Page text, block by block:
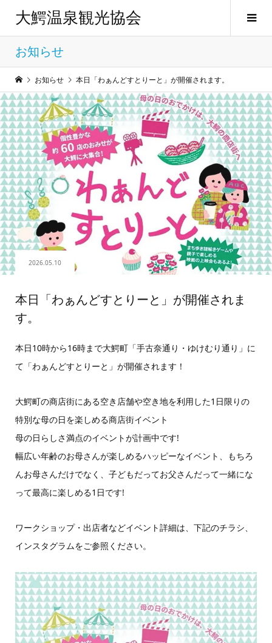
大鰐温泉観光協会
お知らせ
お知らせ 本日「わぁんどすとりーと」が開催されます。
2026.05.10
本日「わぁんどすとりーと」が開催されま
す。
本日10時から16時まで大鰐町「手古奈通り・ゆけむり通り」に
て「わぁんどすとりーと」が開催されます！
大鰐町の商店街にある空き店舗や空き地を利用した1日限りの
特別な母の日を楽しめる商店街イベント
母の日らしさ満点のイベントが計画中です!
幅広い年齢のお母さんが楽しめるハッピーなイベント、もちろ
んお母さんだけでなく、子どもだってお父さんだって一緒にな
って最高に楽しめる1日です!
ワークショップ・出店者などイベント詳細は、下記のチラシ、
インスタグラムをご参照ください。